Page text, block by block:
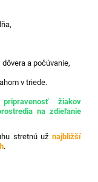
a počúvanie,
v triede.
žiakov
na zdieľanie
stretnú už najbližší
.